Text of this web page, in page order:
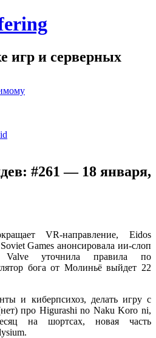
игр и серверных
#261 — 18 января,
VR-направление, Eidos
Games анонсировала ии-слоп
уточнила правила по
бога от Молиньё выйдет 22
и киберпсихоз, делать игру с
про Higurashi no Naku Koro ni,
на шортсах, новая часть